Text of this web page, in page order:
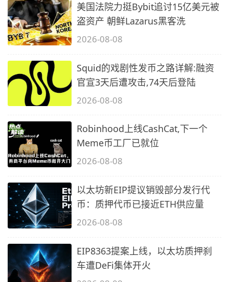
美国法院力挺Bybit追讨15亿美元被
盗资产 朝鲜Lazarus黑客洗
2026-08-08
Squid的戏剧性发币之路详解:融资
官宣3天后遭攻击,74天后登陆
2026-08-08
Robinhood上线CashCat,下一个
Meme币工厂已就位
2026-08-08
以太坊新EIP提议销毁部分发行代
币：质押代币已接近ETH供应量
2026-08-08
EIP8363提案上线，以太坊质押刹
车遭DeFi集体开火